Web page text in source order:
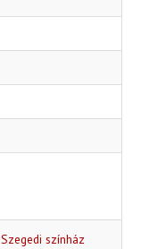
Szegedi színház